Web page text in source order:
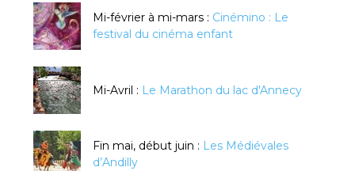
Mi-février à mi-mars : Cinémino : Le
festival du cinéma enfant
Mi-Avril : Le Marathon du lac d'Annecy
Fin mai, début juin : Les Médiévales
d’Andilly